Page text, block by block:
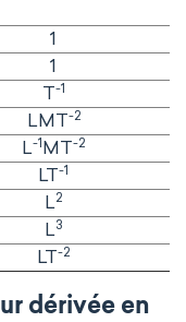
1
1
T-1
LMT-2
L-1 MT-2
LT-1
L2
L3
LT-2
dérivée en